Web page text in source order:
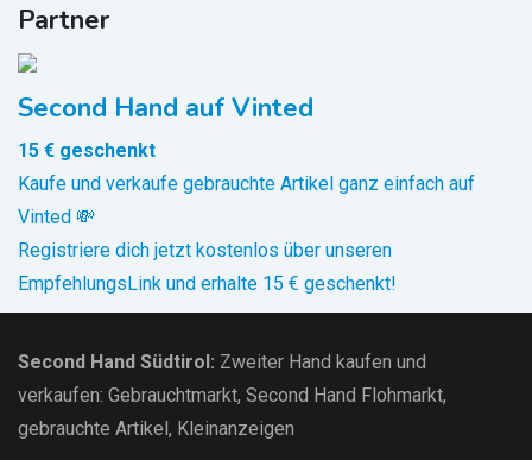
Partner
Second Hand auf Vinted
15 € geschenkt
Kaufe und verkaufe gebrauchte Artikel ganz einfach auf
Vinted 💸
Registriere dich jetzt kostenlos über unseren
EmpfehlungsLink und erhalte 15 € geschenkt!
Second Hand Südtirol: Zweiter Hand kaufen und
verkaufen: Gebrauchtmarkt, Second Hand Flohmarkt,
gebrauchte Artikel, Kleinanzeigen